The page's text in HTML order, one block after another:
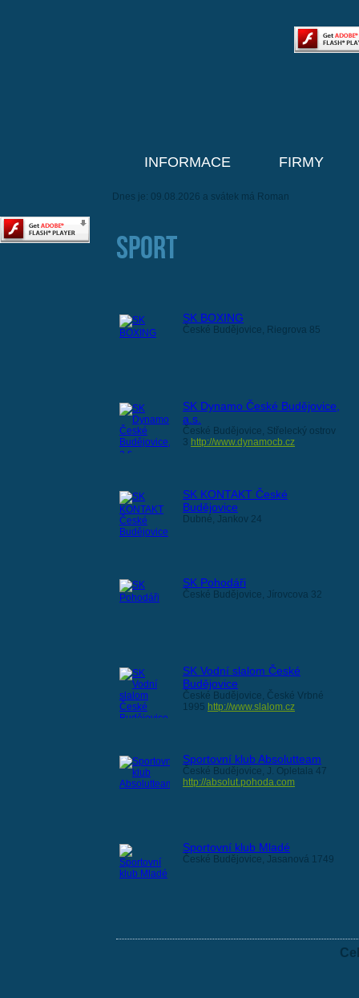
INFORMACE FIRMY
Dnes je: 09.08.2026 a svátek má Roman
Sport
SK BOXING
České Budějovice, Riegrova 85
SK Dynamo České Budějovice,
a.s.
České Budějovice, Střelecký ostrov
3 http://www.dynamocb.cz
SK KONTAKT České
Budějovice
Dubné, Jankov 24
SK Pohodáři
České Budějovice, Jírovcova 32
SK Vodní slalom České
Budějovice
České Budějovice, České Vrbné
1995 http://www.slalom.cz
Sportovní klub Absolutteam
České Budějovice, J. Opletala 47
http://absolut.pohoda.com
Sportovní klub Mladé
České Budějovice, Jasanová 1749